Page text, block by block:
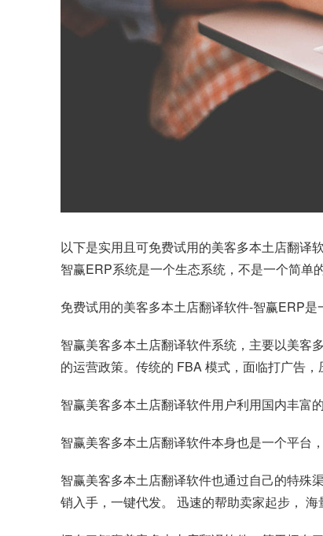
以下是实用且可免费试用的美客多本土店翻译
智赢ERP系统是一个生态系统，不是一个简单
免费试用的美客多本土店翻译软件-智赢ERP
智赢美客多本土店翻译软件系统，主要以美客
的运营政策。传统的 FBA 模式，面临打广告
智赢美客多本土店翻译软件用户利用国内丰富
智赢美客多本土店翻译软件本身也是一个平台
智赢美客多本土店翻译软件也通过自己的特殊
销入手，一键代发。 迅速的帮助卖家起步， 海